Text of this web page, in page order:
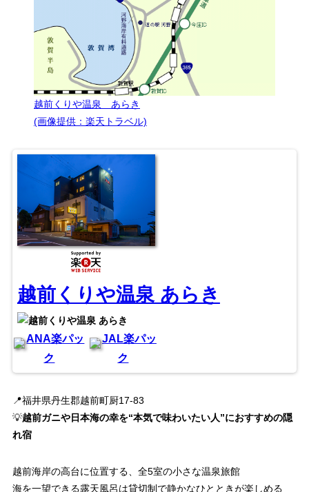
越前くりや温泉 あらき
(画像提供：楽天トラベル)
越前くりや温泉 あらき
ANA楽パッ
ク
JAL楽パッ
ク
📍福井県丹生郡越前町厨17-83
💡越前ガニや日本海の幸を“本気で味わいたい人”におすすめの隠
れ宿
越前海岸の高台に位置する、全5室の小さな温泉旅館
海を一望できる露天風呂は貸切制で静かなひとときが楽しめる